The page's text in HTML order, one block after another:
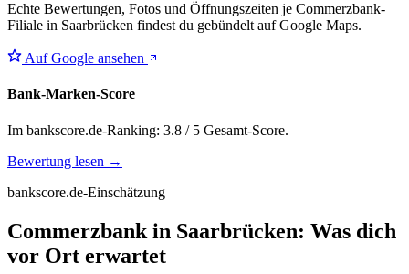
Echte Bewertungen, Fotos und Öffnungszeiten je Commerzbank-
Filiale in Saarbrücken findest du gebündelt auf Google Maps.
Auf Google ansehen
Bank-Marken-Score
Im bankscore.de-Ranking: 3.8 / 5 Gesamt-Score.
Bewertung lesen →
bankscore.de-Einschätzung
Commerzbank in Saarbrücken: Was dich
vor Ort erwartet